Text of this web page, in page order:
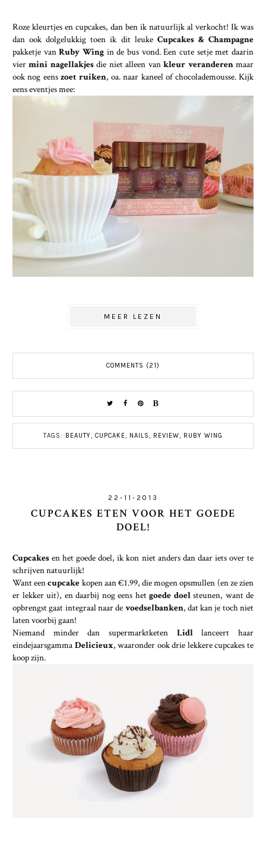
Roze kleurtjes en cupcakes, dan ben ik natuurlijk al verkocht! Ik was
dan ook dolgelukkig toen ik dit leuke Cupcakes & Champagne
pakketje vanRuby Wing in de bus vond. Een cute setje met daarin
viermini nagellakjesdie niet alleen vankleur veranderenmaar
ook nog eenszoet ruiken, oa. naar kaneel of chocolademousse. Kijk
eens eventjes mee:
MEER LEZEN
COMMENTS (21)
TAGS: BEAUTY, CUPCAKE, NAILS, REVIEW, RUBY WING
22-11-2013
CUPCAKES ETEN VOOR HET GOEDE
DOEL!
Cupcakesen het goede doel, ik kon niet anders dan daar iets over te
schrijven natuurlijk!
Want eencupcake kopen aan €1.99, die mogen opsmullen (en ze zien
er lekker uit), en daarbij nog eens het goede doelsteunen, want de
opbrengst gaat integraal naar de voedselbanken, dat kan je toch niet
laten voorbij gaan!
Niemand minder dan supermarktketen Lidllanceert haar
eindejaarsgamma Delicieux, waaronder ook drie lekkere cupcakes te
koop zijn.